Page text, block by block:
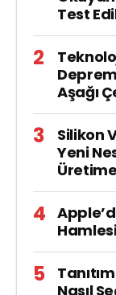
Test
Aşağı
Silikon
Yeni
Nasıl